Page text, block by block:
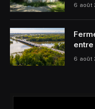
6 août
entre
6 août